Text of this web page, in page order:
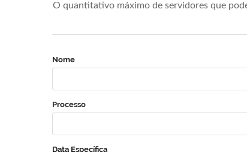
O quantitativo máximo de servidores que
Nome
Processo
Data Específica